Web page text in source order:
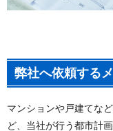
弊社へ依頼する
マンションや戸建てな
ど、当社が行う都市計